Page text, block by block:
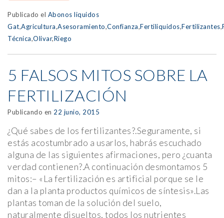
Publicado el Abonos liquidos
Gat,Agricultura,Asesoramiento,Confianza,Fertiliquidos,Fertilizantes,
Técnica,Olivar,Riego
5 FALSOS MITOS SOBRE LA
FERTILIZACIÓN
Publicando en 22 junio, 2015
¿Qué sabes de los fertilizantes?.Seguramente, si
estás acostumbrado a usarlos, habrás escuchado
alguna de las siguientes afirmaciones, pero ¿cuanta
verdad contienen?.A continuación desmontamos 5
mitos:– «La fertilización es artificial porque se le
dan a la planta productos químicos de síntesis».Las
plantas toman de la solución del suelo,
naturalmente disueltos, todos los nutrientes